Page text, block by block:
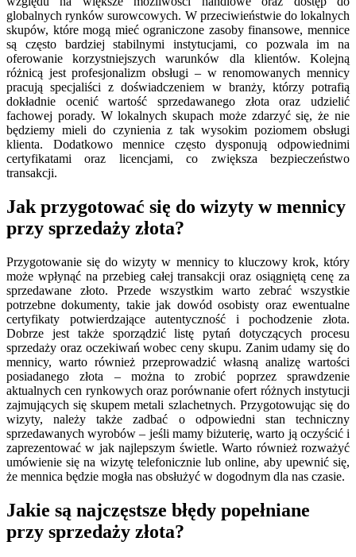
globalnych rynków surowcowych. W przeciwieństwie do lokalnych
skupów, które mogą mieć ograniczone zasoby finansowe, mennice
są często bardziej stabilnymi instytucjami, co pozwala im na
oferowanie korzystniejszych warunków dla klientów. Kolejną
różnicą jest profesjonalizm obsługi – w renomowanych mennicy
pracują specjaliści z doświadczeniem w branży, którzy potrafią
dokładnie ocenić wartość sprzedawanego złota oraz udzielić
fachowej porady. W lokalnych skupach może zdarzyć się, że nie
będziemy mieli do czynienia z tak wysokim poziomem obsługi
klienta. Dodatkowo mennice często dysponują odpowiednimi
certyfikatami oraz licencjami, co zwiększa bezpieczeństwo
transakcji.
Jak przygotować się do wizyty w mennicy
przy sprzedaży złota?
Przygotowanie się do wizyty w mennicy to kluczowy krok, który
może wpłynąć na przebieg całej transakcji oraz osiągniętą cenę za
sprzedawane złoto. Przede wszystkim warto zebrać wszystkie
potrzebne dokumenty, takie jak dowód osobisty oraz ewentualne
certyfikaty potwierdzające autentyczność i pochodzenie złota.
Dobrze jest także sporządzić listę pytań dotyczących procesu
sprzedaży oraz oczekiwań wobec ceny skupu. Zanim udamy się do
mennicy, warto również przeprowadzić własną analizę wartości
posiadanego złota – można to zrobić poprzez sprawdzenie
aktualnych cen rynkowych oraz porównanie ofert różnych instytucji
zajmujących się skupem metali szlachetnych. Przygotowując się do
wizyty, należy także zadbać o odpowiedni stan techniczny
sprzedawanych wyrobów – jeśli mamy biżuterię, warto ją oczyścić i
zaprezentować w jak najlepszym świetle. Warto również rozważyć
umówienie się na wizytę telefonicznie lub online, aby upewnić się,
że mennica będzie mogła nas obsłużyć w dogodnym dla nas czasie.
Jakie są najczęstsze błędy popełniane
przy sprzedaży złota?